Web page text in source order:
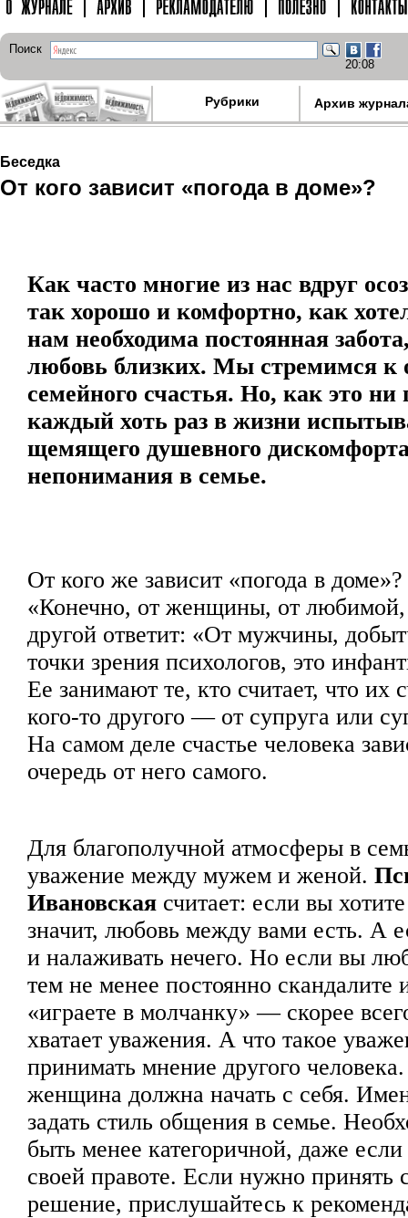
Поиск
20:08
Рубрики Архив
Беседка
От кого зависит «погода в доме»?
Как часто многие из нас вдруг
так хорошо и комфортно, как
нам необходима постоянная
любовь близких. Мы стремимся
семейного счастья. Но, как это ни
каждый хоть раз в жизни
щемящего душевного дискомфорта
непонимания в семье.
От кого же зависит «погода в
«Конечно, от женщины, от любимой,
другой ответит: «От мужчины,
точки зрения психологов, это
Ее занимают те, кто считает, что их
кого-то другого — от супруга или
На самом деле счастье человека
очередь от него самого.
Для благополучной атмосферы в
уважение между мужем и женой.
Ивановская считает: если вы
значит, любовь между вами есть. А
и налаживать нечего. Но если вы
тем не менее постоянно скандалите
«играете в молчанку» — скорее
хватает уважения. А что такое
принимать мнение другого
женщина должна начать с себя.
задать стиль общения в семье.
быть менее категоричной, даже
своей правоте. Если нужно принять
решение, прислушайтесь к